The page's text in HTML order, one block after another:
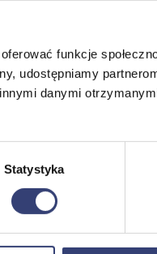
funkcje
udostępniamy
danymi
Statystyka